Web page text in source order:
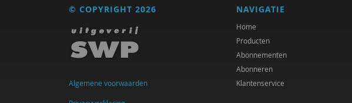
Sarah Blaffer Hrdy
Ernst Bohlmeijer
Antoinette Bolscher
Richard Brons
© COPYRIGHT 2026
Algemene voorwaarden
NAVIGATIE
Home
Producten
Abonnementen
Abonneren
Klantenservice